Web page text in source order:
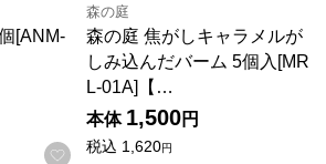
[ANM-
お気に入りに登録する
森の庭
森の庭 焦がしキャラメルが
しみ込んだバーム 5個入[MR
L-01A]【…
本体 1,500円
税込 1,620円